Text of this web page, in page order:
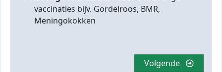
vaccinaties bijv. Gordelroos, BMR,
Meningokokken
Volgende